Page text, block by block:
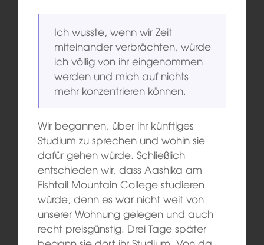
Ich wusste, wenn wir Zeit
miteinander verbrächten, würde
ich völlig von ihr eingenommen
werden und mich auf nichts
mehr konzentrieren können.
Wir begannen, über ihr künftiges
Studium zu sprechen und wohin sie
dafür gehen würde. Schließlich
entschieden wir, dass Aashika am
Fishtail Mountain College studieren
würde, denn es war nicht weit von
unserer Wohnung gelegen und auch
recht preisgünstig. Drei Tage später